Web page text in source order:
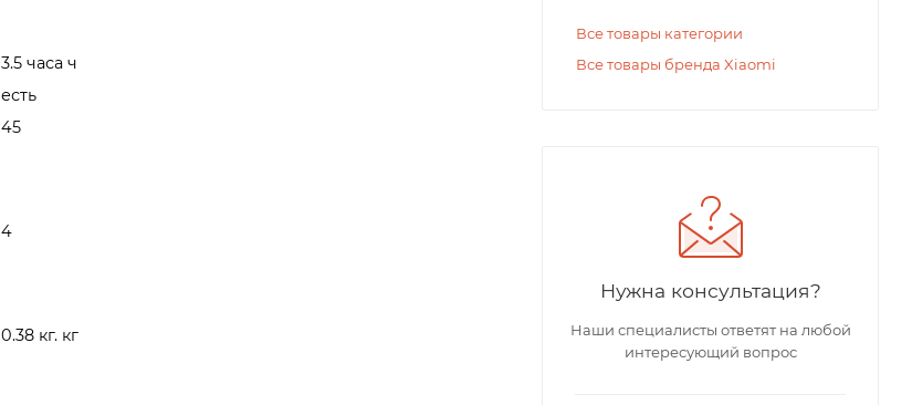
3.5 часа ч
есть
45
4
0.38 кг. кг
Все товары категории
Все товары бренда Xiaomi
Нужна консультация?
Наши специалисты ответят на любой
интересующий вопрос